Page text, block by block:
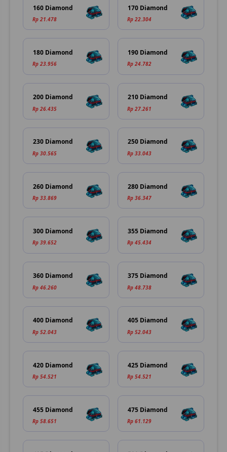
160 Diamond
Rp 21.478
170 Diamond
Rp 22.304
180 Diamond
Rp 23.956
190 Diamond
Rp 24.782
200 Diamond
Rp 26.435
210 Diamond
Rp 27.261
230 Diamond
Rp 30.565
250 Diamond
Rp 33.043
260 Diamond
Rp 33.869
280 Diamond
Rp 36.347
300 Diamond
Rp 39.652
355 Diamond
Rp 45.434
360 Diamond
Rp 46.260
375 Diamond
Rp 48.738
400 Diamond
Rp 52.043
405 Diamond
Rp 52.043
420 Diamond
Rp 54.521
425 Diamond
Rp 54.521
455 Diamond
Rp 58.651
475 Diamond
Rp 61.129